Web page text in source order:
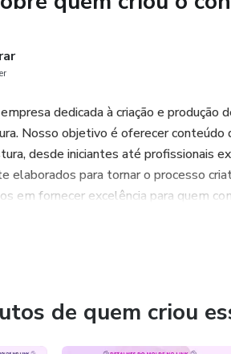
dedicada à criação e
Nosso objetivo é oferecer
desde iniciantes até profissionais
elaborados para tornar o processo
em fornecer excelência para quem
de quem criou